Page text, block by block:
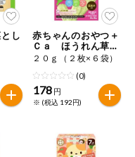
し
赤ちゃんのおやつ＋
Ｃａ ほうれん草と
小松菜せんべい
２０ｇ（２枚×６袋）
(0)
178 円
※ (税込 192円)